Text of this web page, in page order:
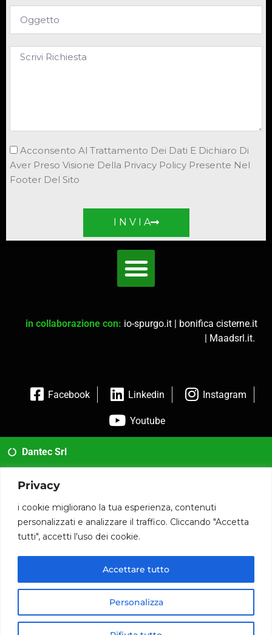
Privacy
i cookie migliorano la tua esperienza, contenuti
personalizzati e analizzare il traffico. Cliccando "Accetta
tutti", accetti l'uso dei cookie.
Personalizza
Accettare tutto
Acconsento Al Trattamento Dei Dati E Dichiaro Di
Aver Preso Visione Della Privacy Policy Presente Nel
Footer Del Sito
I N V I A
in collaborazione con: io-spurgo.it | bonifica cisterne.it
| Maadsrl.it.
Facebook Linkedin Instagram
Youtube
Dantec Srl
02 35954173
info@dantec.it
Via San Francesco 20 20826 Misinto (MB)
P.iva: 12090590014
© 2020 www.dantec.it .